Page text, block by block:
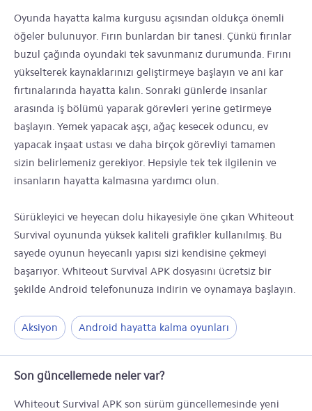
Oyunda hayatta kalma kurgusu açısından oldukça önemli
öğeler bulunuyor. Fırın bunlardan bir tanesi. Çünkü fırınlar
buzul çağında oyundaki tek savunmanız durumunda. Fırını
yükselterek kaynaklarınızı geliştirmeye başlayın ve ani kar
fırtınalarında hayatta kalın. Sonraki günlerde insanlar
arasında iş bölümü yaparak görevleri yerine getirmeye
başlayın. Yemek yapacak aşçı, ağaç kesecek oduncu, ev
yapacak inşaat ustası ve daha birçok görevliyi tamamen
sizin belirlemeniz gerekiyor. Hepsiyle tek tek ilgilenin ve
insanların hayatta kalmasına yardımcı olun.
Sürükleyici ve heyecan dolu hikayesiyle öne çıkan Whiteout
Survival oyununda yüksek kaliteli grafikler kullanılmış. Bu
sayede oyunun heyecanlı yapısı sizi kendisine çekmeyi
başarıyor. Whiteout Survival APK dosyasını ücretsiz bir
şekilde Android telefonunuza indirin ve oynamaya başlayın.
Aksiyon Android hayatta kalma oyunları
Son güncellemede neler var?
Whiteout Survival APK son sürüm güncellemesinde yeni